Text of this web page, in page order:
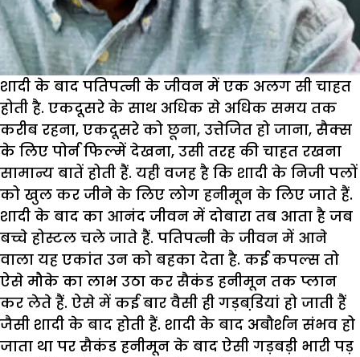
शादी के बाद पतिपत्नी के जीवन में एक अलग सी चाहत
होती है. एकदूसरे के साथ अधिक से अधिक समय तक
करीब रहना, एकदूसरे को छूना, उत्तेजित हो जाना, सैक्स
के लिए पोर्न फिल्में देखना, उसी तरह की चाहत रखना
सामान्य बातें होती हैं. यही वजह है कि शादी के निजी पलों
को खुल कर जीने के लिए लोग हनीमून के लिए जाते हैं.
शादी के बाद का आनंद जीवन में दोबारा तब आता है जब
बच्चे होस्टल चले जाते हैं. पतिपत्नी के जीवन में आने
वाला यह एकांत उन को बहका देता है. कई कपल्स तो
ऐसे मौके का लाभ उठा कर सैकंड हनीमून तक प्लान
कर लेते हैं. ऐसे में कई बार वैसी ही गड़बडि़यां हो जाती हैं
जैसी शादी के बाद होती हैं. शादी के बाद अबौर्शन संभव हो
जाता था पर सैकंड हनीमून के बाद ऐसी गड़बड़ी भारी पड़